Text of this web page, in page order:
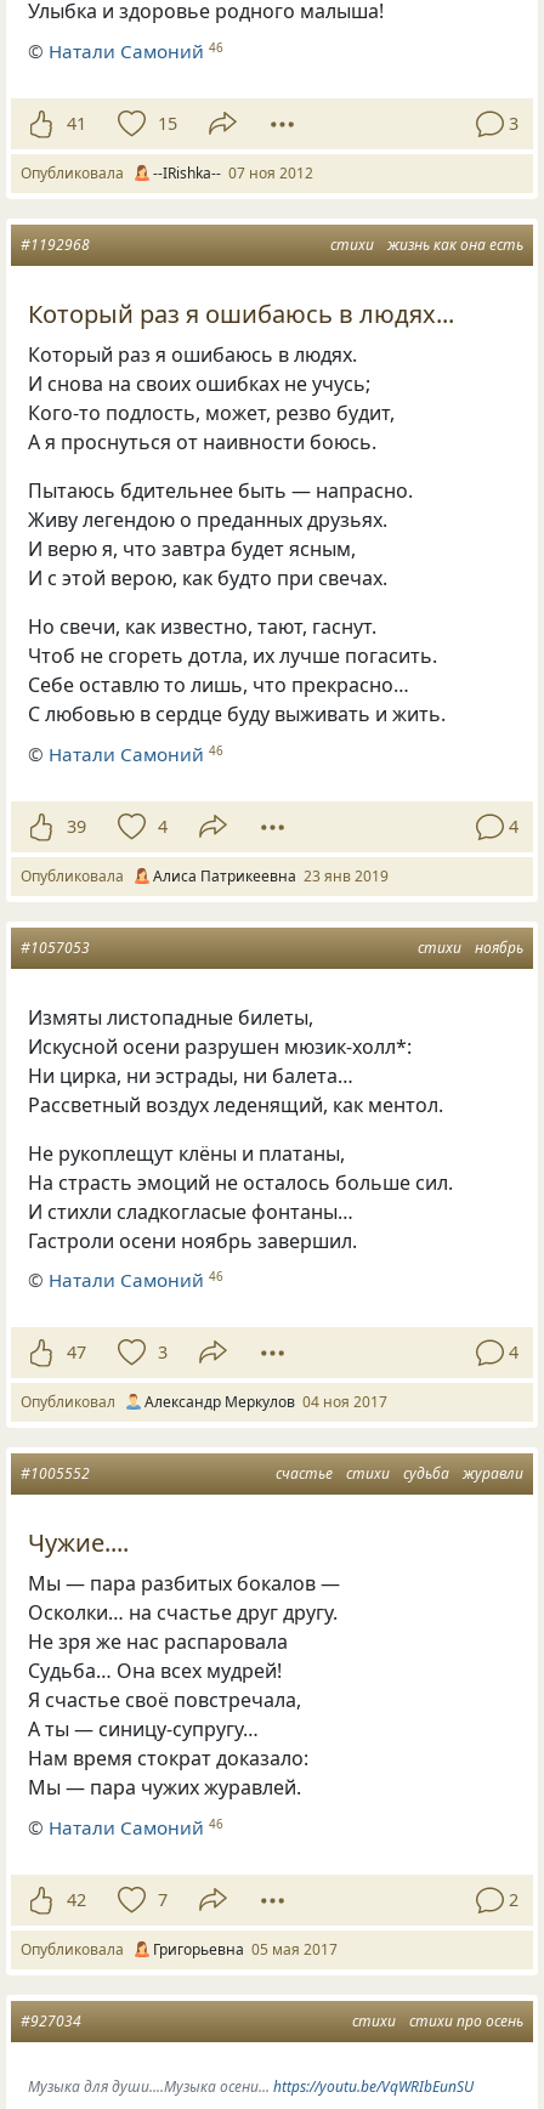
Улыбка и здоровье родного малыша!
© Натали Самоний 46
41 15 3
Опубликовала --IRishka-- 07 ноя 2012
стихи жизнь как она есть
#1192968
Который раз я ошибаюсь в людях...
Который раз я ошибаюсь в людях.
И снова на своих ошибках не учусь;
Кого-то подлость, может, резво будит,
А я проснуться от наивности боюсь.
Пытаюсь бдительнее быть — напрасно.
Живу легендою о преданных друзьях.
И верю я, что завтра будет ясным,
И с этой верою, как будто при свечах.
Но свечи, как известно, тают, гаснут.
Чтоб не сгореть дотла, их лучше погасить.
Себе оставлю то лишь, что прекрасно…
С любовью в сердце буду выживать и жить.
© Натали Самоний 46
39 4 4
Опубликовала Алиса Патрикеевна 23 янв 2019
стихи ноябрь
#1057053
Измяты листопадные билеты,
Искусной осени разрушен мюзик-холл*:
Ни цирка, ни эстрады, ни балета…
Рассветный воздух леденящий, как ментол.
Не рукоплещут клёны и платаны,
На страсть эмоций не осталось больше сил.
И стихли сладкогласые фонтаны…
Гастроли осени ноябрь завершил.
© Натали Самоний 46
47 3 4
Опубликовал Александр Меркулов 04 ноя 2017
счастье стихи судьба журавли
#1005552
Чужие....
Мы — пара разбитых бокалов —
Осколки… на счастье друг другу.
Не зря же нас распаровала
Судьба… Она всех мудрей!
Я счастье своё повстречала,
А ты — синицу-супругу…
Нам время стократ доказало:
Мы — пара чужих журавлей.
© Натали Самоний 46
42 7 2
Опубликовала Григорьевна 05 мая 2017
стихи стихи про осень
#927034
Музыка для души....Музыка осени...https://youtu.be/VqWRIbEunSU